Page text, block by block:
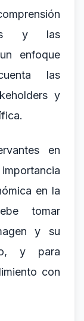
y las
enfoque
las
y
en
en la
tomar
y su
y para
con